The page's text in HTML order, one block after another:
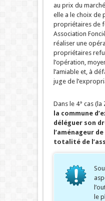
au prix du
elle a le choix de
propriétaires de
Association
réaliser une
propriétaires
l’opération,
l’amiable et, à
juge de
Dans le 4° cas (la
la commune
déléguer son
l’aménageur
totalité de
le